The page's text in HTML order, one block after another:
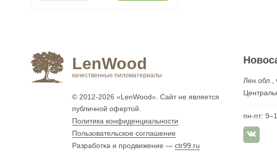
LenWood
качественные пиломатериалы
© 2012-2026«LenWood» . Сайт не является
публичной офертой.
Политика конфиденциальности
Пользовательское соглашение
Разработка и продвижение —ctr99.ru
Лен.обл.,
пн-пт: